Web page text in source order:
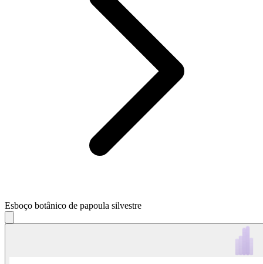
Esboço botânico de papoula silvestre